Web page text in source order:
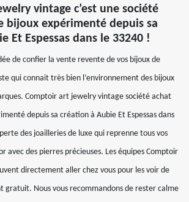
vintage c’est une société
bijoux expérimenté depuis sa
Et Espessas dans le 33240 !
de confier la vente revente de vos bijoux de
qui connait très bien l’environnement des bijoux
Comptoir art jewelry vintage société achat
depuis sa création à Aubie Et Espessas dans
des joailleries de luxe qui reprenne tous vos
avec des pierres précieuses. Les équipes Comptoir
directement aller chez vous pour les voir de
gratuit. Nous vous recommandons de rester calme